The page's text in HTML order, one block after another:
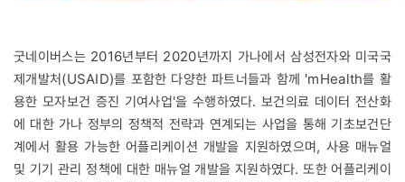
굿네이버스는 2016년부터 2020년까지 가나에서 삼성전자와 미국국
제개발처(USAID)를 포함한 다양한 파트너들과 함께 'mHealth를 활
용한 모자보건 증진 기여사업'을 수행하였다. 보건의료 데이터 전산화
에 대한 가나 정부의 정책적 전략과 연계되는 사업을 통해 기초보건단
계에서 활용 가능한 어플리케이션 개발을 지원하였으며, 사용 매뉴얼
및 기기 관리 정책에 대한 매뉴얼 개발을 지원하였다. 또한 어플리케이